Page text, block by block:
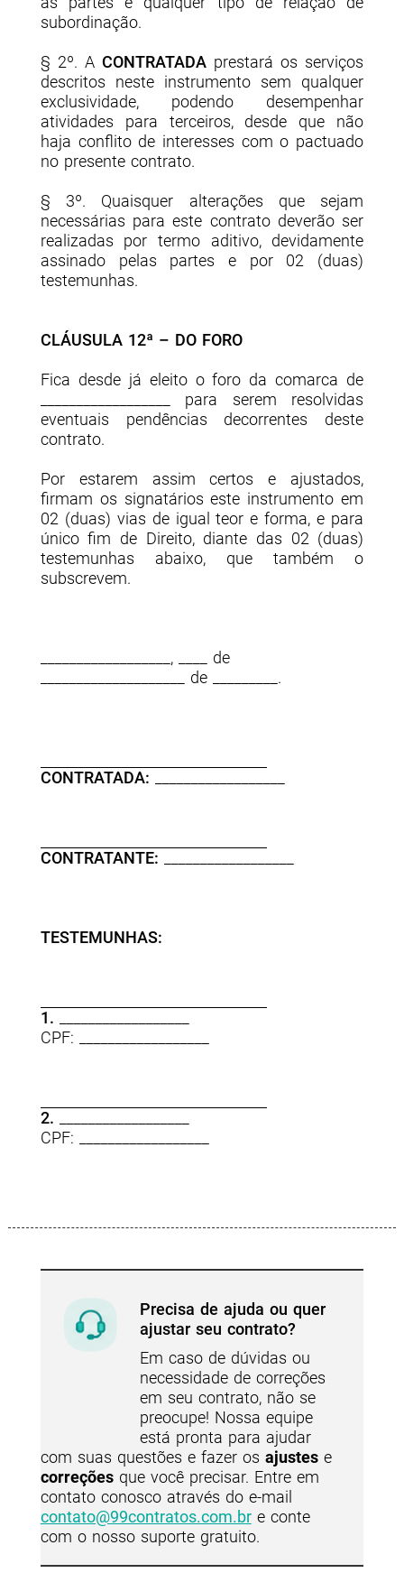
subordinação.
§ 2º. A CONTRATADA prestará os serviços
descritos neste instrumento sem qualquer
exclusividade, podendo desempenhar
atividades para terceiros, desde que não
haja conflito de interesses com o pactuado
no presente contrato.
§ 3º. Quaisquer alterações que sejam
necessárias para este contrato deverão ser
realizadas por termo aditivo, devidamente
assinado pelas partes e por 02 (duas)
testemunhas.
CLÁUSULA 12ª – DO FORO
Fica desde já eleito o foro da comarca de
__________________ para serem resolvidas
eventuais pendências decorrentes deste
contrato.
Por estarem assim certos e ajustados,
firmam os signatários este instrumento em
02 (duas) vias de igual teor e forma, e para
único fim de Direito, diante das 02 (duas)
testemunhas abaixo, que também o
subscrevem.
__________________, ____ de
____________________ de _________.
CONTRATADA:
CONTRATANTE:
TESTEMUNHAS:
1.
CPF: __________________
2.
CPF: __________________
Precisa de ajuda ou quer
ajustar seu contrato?
Em caso de dúvidas ou
necessidade de correções
em seu contrato, não se
preocupe! Nossa equipe
está pronta para ajudar
com suas questões e fazer os ajustese
correçõesque você precisar. Entre em
contato conosco através do e-mail
contato@99contratos.com.bre conte
com o nosso suporte gratuito.